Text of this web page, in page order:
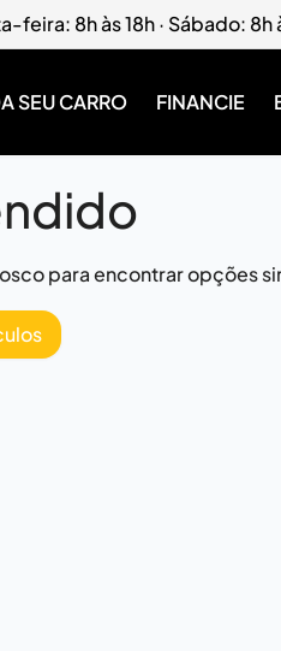
feira: 8h às 18h · Sábado: 8h
SEU CARRO FINANCIE
para encontrar opções